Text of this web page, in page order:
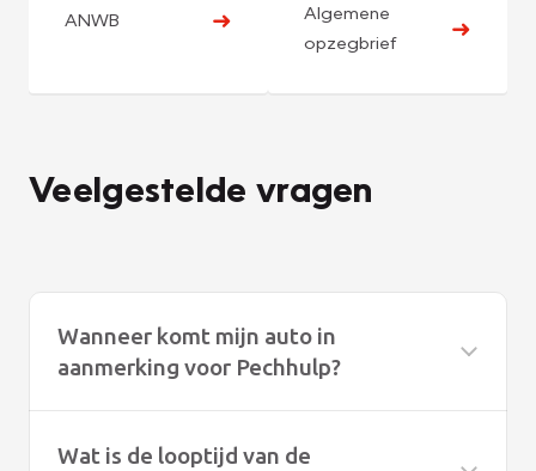
ANWB ➜
Algemene
opzegbrief
➜
Veelgestelde vragen
Wanneer komt mijn auto in
aanmerking voor Pechhulp?
Wat is de looptijd van de